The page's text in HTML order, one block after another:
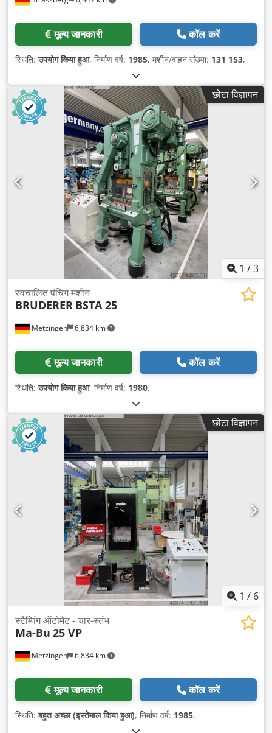
मूल्य जानकारी कॉल करें
स्थिति:उपयोग किया हुआ, निर्माण वर्ष: 1985, मशीन/वाहन संख्या: 131 153,
छोटा विज्ञापन
1 /3
Metzingen 6,834 km
स्वचालित पंचिंग मशीन
BRUDERER BSTA 25
मूल्य जानकारी कॉल करें
स्थिति:उपयोग किया हुआ, निर्माण वर्ष: 1980,
छोटा विज्ञापन
1 / 6
Metzingen 6,834 km
स्टैम्पिंग ऑटोमैट - चार-स्तंभ
Ma-Bu 25 VP
मूल्य जानकारी कॉल करें
स्थिति:बहुत अच्छा (इस्तेमाल किया हुआ), निर्माण वर्ष: 1985,